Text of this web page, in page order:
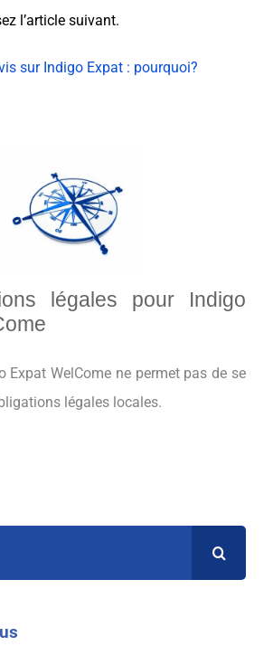
l’article suivant.
sur Indigo Expat : pourquoi?
légales pour Indigo
Expat WelCome ne permet pas de se
légales locales.